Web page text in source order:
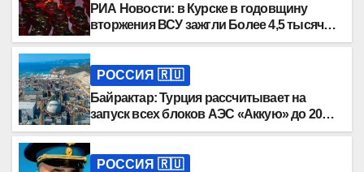
РИА Новости: в Курске в годовщину
вторжения ВСУ зажгли Более 4,5 тысячи
свечей
РОССИЯ 🇷🇺
Байрактар: Турция рассчитывает на
запуск всех блоков АЭС «Аккую» до 2030
года
РОССИЯ 🇷🇺